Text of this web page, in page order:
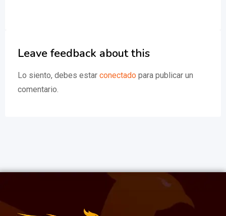
Leave feedback about this
Lo siento, debes estar conectado para publicar un
comentario.